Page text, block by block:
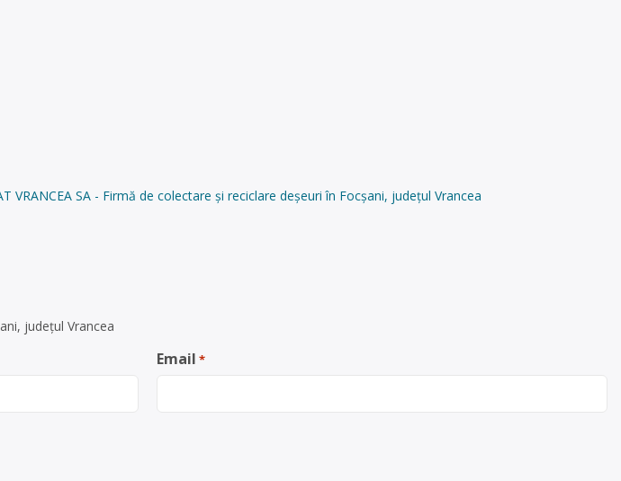
VRANCEA SA - Firmă de colectare și reciclare deșeuri în Focșani, județul Vrancea
județul Vrancea
Email *